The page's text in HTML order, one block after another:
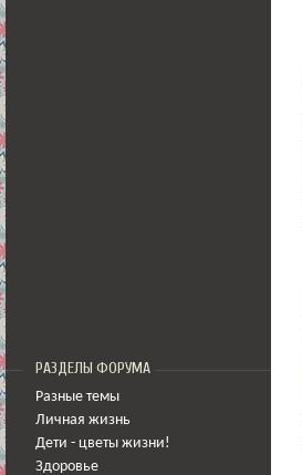
РАЗДЕЛЫ ФОРУМА
Разные темы
Личная жизнь
Дети - цветы жизни!
Здоровье